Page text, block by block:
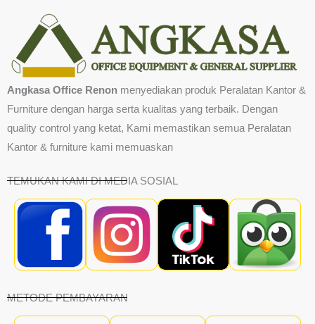
Angkasa Office Renon menyediakan produk Peralatan Kantor &
Furniture dengan harga serta kualitas yang terbaik. Dengan
quality control yang ketat, Kami memastikan semua Peralatan
Kantor & furniture kami memuaskan
TEMUKAN KAMI DI MEDIA SOSIAL
METODE PEMBAYARAN